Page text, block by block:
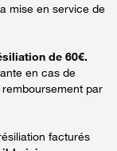
mise en service de
de 60€.
en cas de
par
facturés